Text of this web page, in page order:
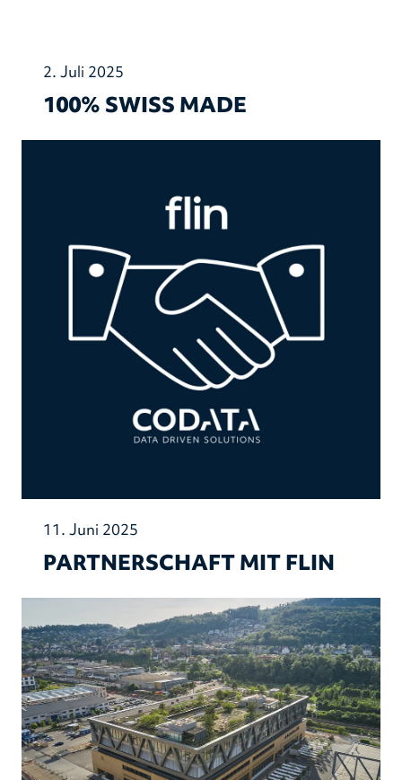
2. Juli 2025
100% SWISS MADE
11. Juni 2025
PARTNERSCHAFT MIT FLIN